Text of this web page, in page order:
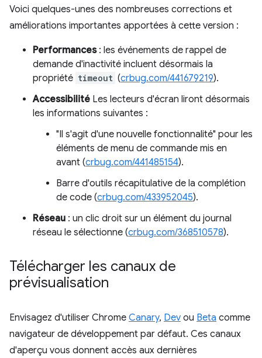
Voici quelques-unes des nombreuses corrections et
améliorations importantes apportées à cette version :
Performances: les événements de rappel de
demande d'inactivité incluent désormais la
propriété timeout (crbug.com/441679219).
Accessibilité Les lecteurs d'écran liront désormais
les informations suivantes :
"Il s'agit d'une nouvelle fonctionnalité" pour les
éléments de menu de commande mis en
avant (crbug.com/441485154).
Barre d'outils récapitulative de la complétion
de code (crbug.com/433952045).
Réseau : un clic droit sur un élément du journal
réseau le sélectionne (crbug.com/368510578).
Télécharger les canaux de
prévisualisation
Envisagez d'utiliser Chrome Canary, Dev ou Beta comme
navigateur de développement par défaut. Ces canaux
d'aperçu vous donnent accès aux dernières